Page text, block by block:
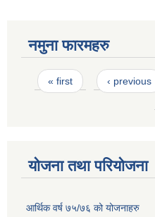
नमुना फारमहरु
Pages
« first ‹ previous
योजना तथा परियोजना
आर्थिक वर्ष ७५/७६ को योजनाहरु